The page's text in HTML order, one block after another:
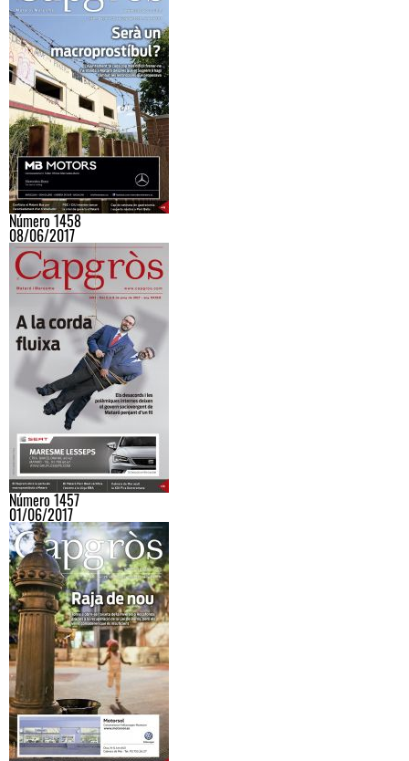
Número 1458
08/06/2017
Número 1457
01/06/2017